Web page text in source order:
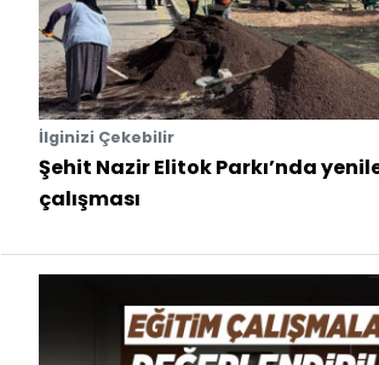
İlginizi Çekebilir
Şehit Nazir Elitok Parkı’nda
çalışması